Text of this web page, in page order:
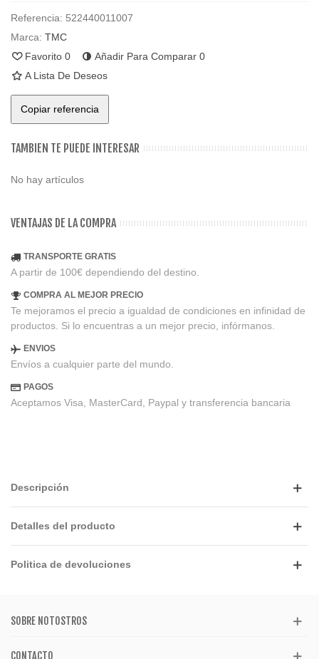
Referencia: 522440011007
Marca: TMC
Favorito 0 Añadir Para Comparar 0
A Lista De Deseos
Copiar referencia
TAMBIEN TE PUEDE INTERESAR
No hay artículos
VENTAJAS DE LA COMPRA
TRANSPORTE GRATIS
A partir de 100€ dependiendo del destino.
COMPRA AL MEJOR PRECIO
Te mejoramos el precio a igualdad de condiciones en infinidad de
productos. Si lo encuentras a un mejor precio, infórmanos.
ENVIOS
Envíos a cualquier parte del mundo.
PAGOS
Aceptamos Visa, MasterCard, Paypal y transferencia bancaria
Descripción
Detalles del producto
Politica de devoluciones
SOBRE NOTOSTROS
CONTACTO